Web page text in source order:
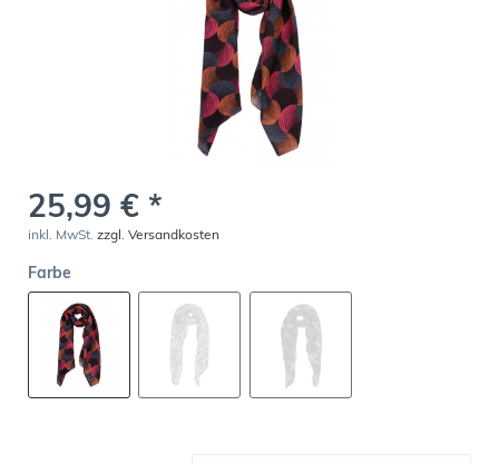
25,99 € *
inkl. MwSt. zzgl. Versandkosten
Farbe